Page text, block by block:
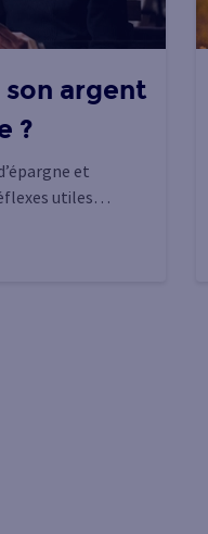
argent
?
et
utiles